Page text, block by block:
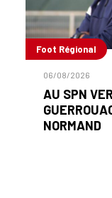
Foot Régional
06/08/2026
AU SPN
NORMAND